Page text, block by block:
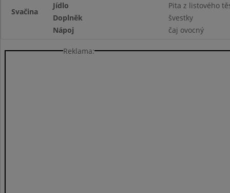
Svačina
Jídlo
Pita z listového
Doplněk
švestky
Nápoj
čaj ovocný
Reklama: